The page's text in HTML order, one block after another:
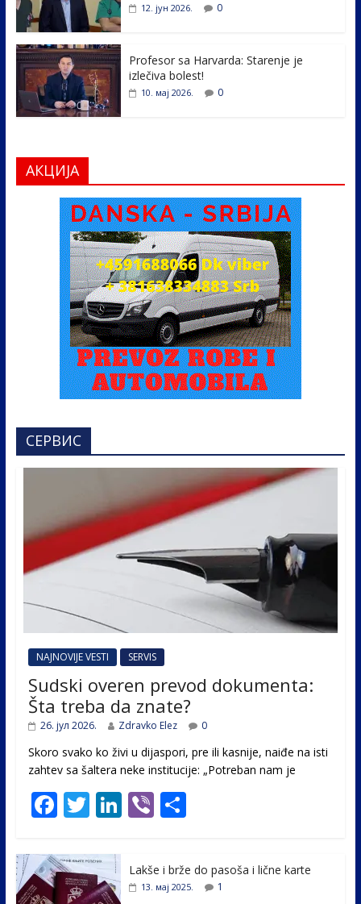
12. јун 2026. 0
Profesor sa Harvarda: Starenje je
izlečiva bolest!
10. мај 2026. 0
АКЦИЈА
СЕРВИС
NAJNOVIJE VESTI SERVIS
Sudski overen prevod dokumenta:
Šta treba da znate?
26. јул 2026. Zdravko Elez 0
Skoro svako ko živi u dijaspori, pre ili kasnije, naiđe na isti
zahtev sa šaltera neke institucije: „Potreban nam je
F
e
b
T
itt
er
Li
e
Vi
er
S
ar
e
Lakše i brže do pasoša i lične karte
13. мај 2025. 1